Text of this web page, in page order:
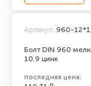
Болт DIN 960
10.9 цинк
Артикул: 960-
последняя цена: